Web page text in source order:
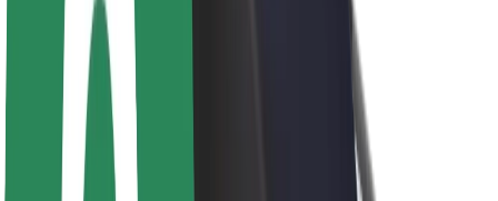
Značka
Média
Městský fond
Bezpečnost
Bezpečnost cestujících